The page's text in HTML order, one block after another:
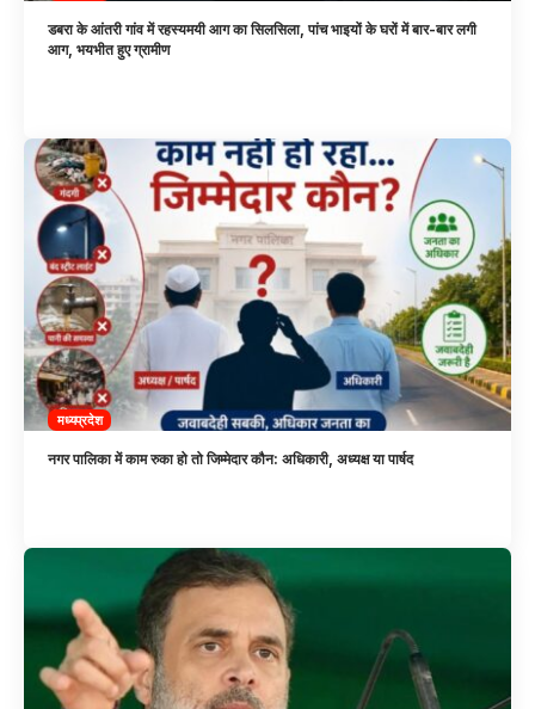
डबरा के आंतरी गांव में रहस्यमयी आग का सिलसिला, पांच भाइयों के घरों में बार-बार लगी
आग, भयभीत हुए ग्रामीण
मध्यप्रदेश
नगर पालिका में काम रुका हो तो जिम्मेदार कौन: अधिकारी, अध्यक्ष या पार्षद